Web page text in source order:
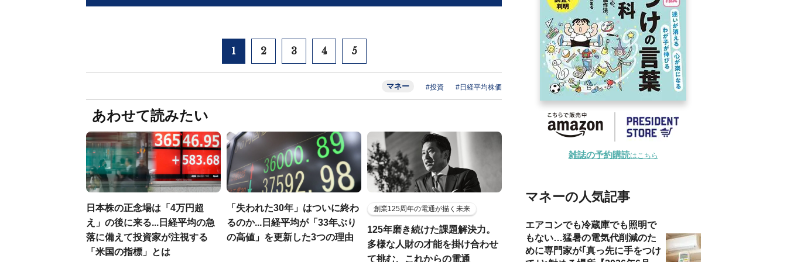
1 2 3 4 5
マネー #投資 #日経平均株価
あわせて読みたい
日本株の正念場は「4万円超
え」の後に来る...日経平均の急
落に備えて投資家が注視する
「米国の指標」とは
「失われた30年」はついに終わ
るのか...日経平均が「33年ぶり
の高値」を更新した3つの理由
創業125周年の電通が描く未来
125年磨き続けた課題解決力。
多様な人財の才能を掛け合わせ
て挑む、これからの電通
雑誌の予約購読はこちら
マネーの人気記事
エアコンでも冷蔵庫でも照明で
もない…猛暑の電気代削減のた
めに専門家が｢真っ先に手をつけ